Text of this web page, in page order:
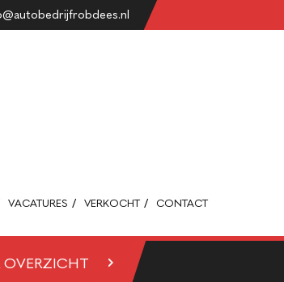
VACATURES VERKOCHT CONTACT
OVERZICHT